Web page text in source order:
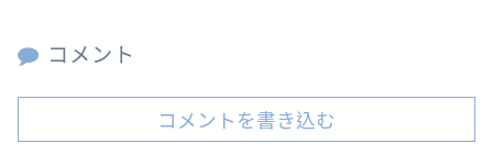
コメント
コメントを書き込む